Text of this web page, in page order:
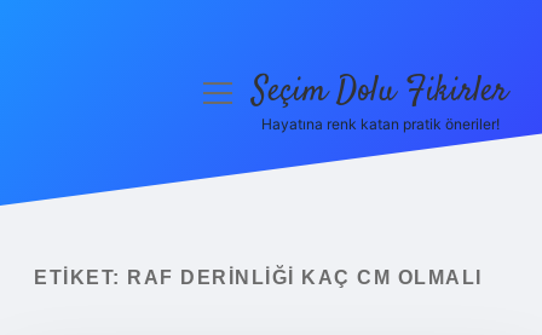
Yasal Uyarı
menüyüSeçim Dolu Fikirler
Hayatına renk katan pratik öneriler!
ETIKET: RAF DERINLIĞI KAÇ CM OLMALI